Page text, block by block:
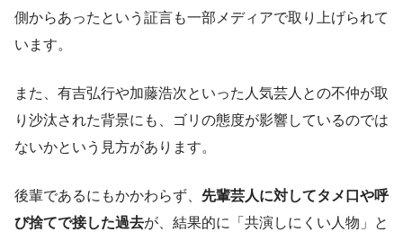
側からあったという証言も一部メディアで取り上げられて
います。
また、有吉弘行や加藤浩次といった人気芸人との不仲が取
り沙汰された背景にも、ゴリの態度が影響しているのでは
ないかという見方があります。
後輩であるにもかかわらず、 先輩芸人に対してタメ口や呼
び捨てで接した過去が、結果的に「共演しにくい人物」と